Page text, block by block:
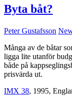
Byta båt?
Peter Gustafsson
Många av de båtar
ligga lite utanför
både på
prisvärda ut.
IMX 38, 1995,